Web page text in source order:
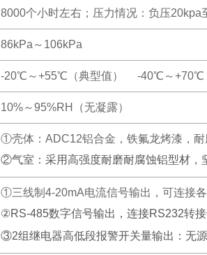
8000个小时左右；压力情况：负压20kpa
86kPa～106kPa
-20℃～+55℃（典型值） -40℃～+70℃
10%～95%RH（无凝露）
①壳体：ADC12铝合金，铁氟龙烤漆，耐
②气室：采用高强度耐磨耐腐蚀铝型材，
①三线制4-20mA电流信号输出，可连接
②RS-485数字信号输出，连接RS232转
③2组继电器高低段报警开关量输出：无